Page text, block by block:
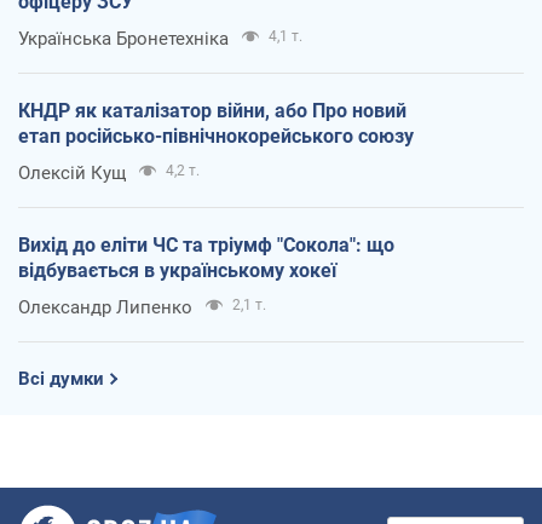
Українська Бронетехніка 4,1 т.
КНДР як каталізатор війни, або Про новий
етап російсько-північнокорейського союзу
Олексій Кущ 4,2 т.
Вихід до еліти ЧС та тріумф "Сокола": що
відбувається в українському хокеї
Олександр Липенко 2,1 т.
Всі думки